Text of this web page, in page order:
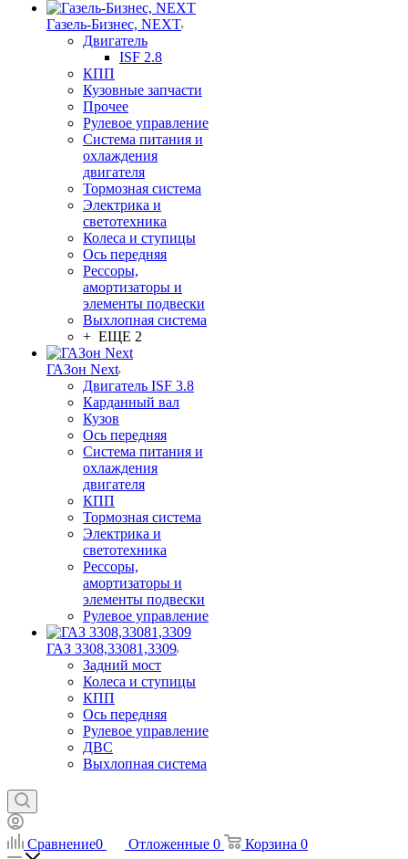
Газель-Бизнес, NEXT
Двигатель
ISF 2.8
КПП
Кузовные запчасти
Прочее
Рулевое управление
Система питания и
охлаждения
двигателя
Тормозная система
Электрика и
светотехника
Колеса и ступицы
Ось передняя
Рессоры,
амортизаторы и
элементы подвески
Выхлопная система
+ ЕЩЕ 2
ГАЗон Next
Двигатель ISF 3.8
Карданный вал
Кузов
Ось передняя
Система питания и
охлаждения
двигателя
КПП
Тормозная система
Электрика и
светотехника
Рессоры,
амортизаторы и
элементы подвески
Рулевое управление
ГАЗ 3308,33081,3309
Задний мост
Колеса и ступицы
КПП
Ось передняя
Рулевое управление
ДВС
Выхлопная система
Сравнение0 Отложенные 0 Корзина 0